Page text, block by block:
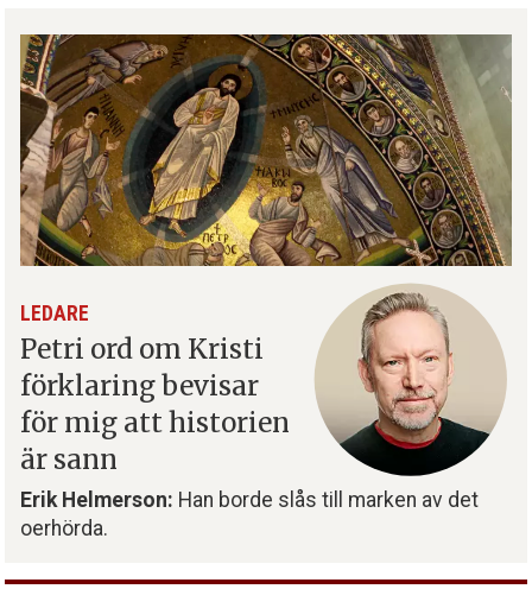
LEDARE
Petri ord om Kristi
förklaring bevisar
för mig att historien
är sann
Erik Helmerson: Han borde slås till marken av det
oerhörda.